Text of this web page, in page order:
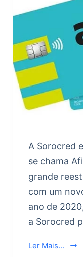
A Sorocred
se chama
grande
com um
ano de
a Sorocred
Ler Mais...